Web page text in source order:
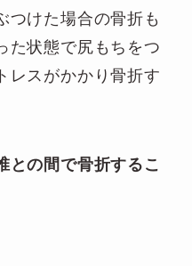
つけた場合の骨折も
た状態で尻もちをつ
レスがかかり骨折す
との間で骨折するこ